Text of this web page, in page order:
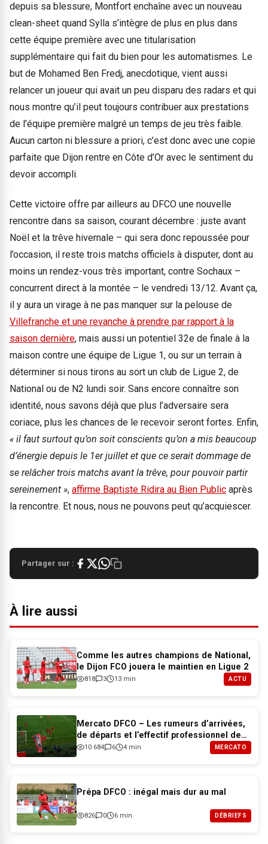
depuis sa blessure, Montfort enchaîne avec un nouveau
clean-sheet quand Sylla s’intègre de plus en plus dans
cette équipe première avec une titularisation
supplémentaire qui fait du bien pour les automatismes. Le
but de Mohamed Ben Fredj, anecdotique, vient aussi
relancer un joueur qui avait un peu disparu des radars et qui
nous montre qu’il peut toujours contribuer aux prestations
de l’équipe première malgré un temps de jeu très faible.
Aucun carton ni blessure a priori, c’est donc avec une copie
parfaite que Dijon rentre en Côte d’Or avec le sentiment du
devoir accompli.
Cette victoire offre par ailleurs au DFCO une nouvelle
rencontre dans sa saison, courant décembre : juste avant
Noël et la trêve hivernale – qui sera donc repoussée pour
l’occasion, il reste trois matchs officiels à disputer, dont au
moins un rendez-vous très important, contre Sochaux –
concurrent direct à la montée – le vendredi 13/12. Avant ça,
il y aura un virage à ne pas manquer sur la pelouse de
Villefranche et une revanche à prendre par rapport à la
saison dernière, mais aussi un potentiel 32e de finale à la
maison contre une équipe de Ligue 1, ou sur un terrain à
déterminer si nous tirons au sort un club de Ligue 2, de
National ou de N2 lundi soir. Sans encore connaître son
identité, nous savons déjà que plus l’adversaire sera
coriace, plus les chances de le recevoir seront fortes. Enfin,
« il faut surtout qu’on soit conscients qu’on a mis beaucoup
d’énergie depuis le 1er juillet et que ce serait dommage de
se relâcher trois matchs avant la trêve, pour pouvoir partir
sereinement », affirme Baptiste Ridira au Bien Public après
la rencontre. Et nous, nous ne pouvons peut qu’acquiescer.
Partager sur :
À lire aussi
Comme les autres champions de National,
le Dijon FCO jouera le maintien en Ligue 2
818 3 13 min ACTU
Mercato DFCO – Les rumeurs d’arrivées,
de départs et l’effectif professionnel de
Dijon pour 2026-2027
10 684 6 4 min MERCATO
Prépa DFCO : inégal mais dur au mal
826 0 6 min DÉBRIEFS